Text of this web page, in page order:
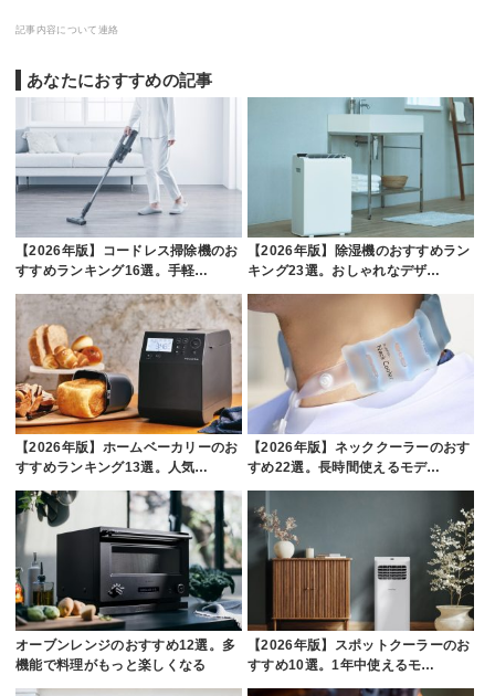
記事内容について連絡
あなたにおすすめの記事
【2026年版】コードレス掃除機のお
すすめランキング16選。手軽…
【2026年版】除湿機のおすすめラン
キング23選。おしゃれなデザ…
【2026年版】ホームベーカリーのお
すすめランキング13選。人気…
【2026年版】ネッククーラーのおす
すめ22選。長時間使えるモデ…
オーブンレンジのおすすめ12選。多
機能で料理がもっと楽しくなる
【2026年版】スポットクーラーのお
すすめ10選。1年中使えるモ…